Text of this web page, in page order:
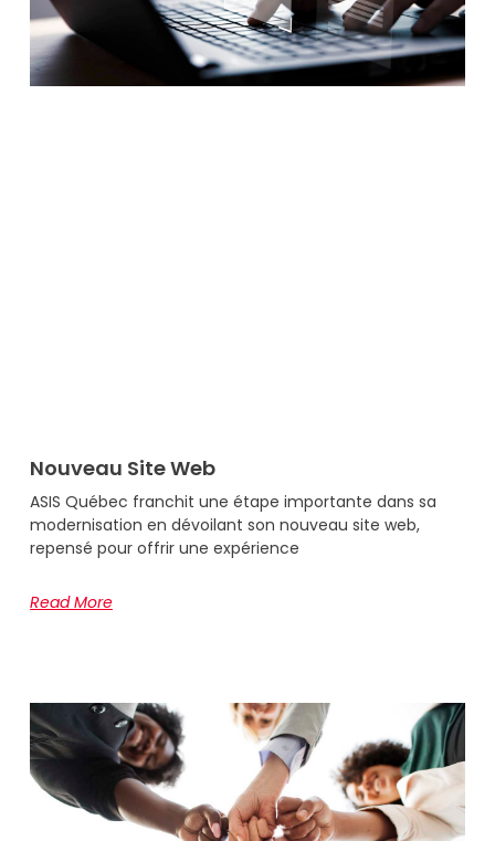
Nouveau Site Web
ASIS Québec franchit une étape importante dans sa
modernisation en dévoilant son nouveau site web,
repensé pour offrir une expérience
Read More